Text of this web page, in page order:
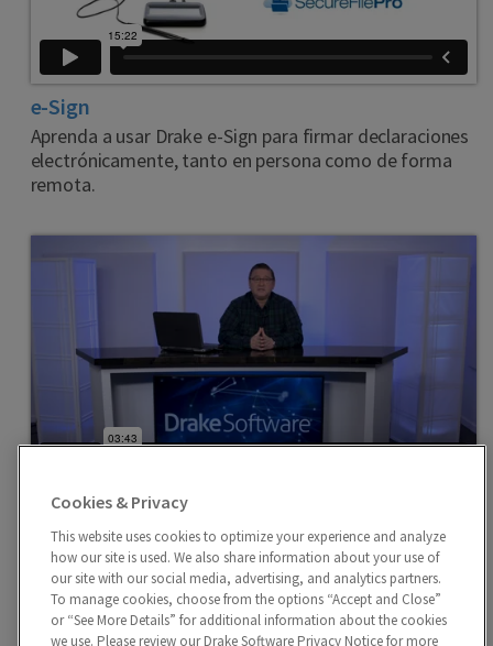
e-Sign
Aprenda a usar Drake e-Sign para firmar declaraciones
electrónicamente, tanto en persona como de forma
remota.
Adjuntando Archivos PDF
Adjunte electrónicamente archivos PDF al Formulario
1040 y a otros formularios fiscales específicos.
Cookies & Privacy
This website uses cookies to optimize your experience and analyze
how our site is used. We also share information about your use of
our site with our social media, advertising, and analytics partners.
To manage cookies, choose from the options “Accept and Close”
or “See More Details” for additional information about the cookies
we use. Please review our Drake Software Privacy Notice for more